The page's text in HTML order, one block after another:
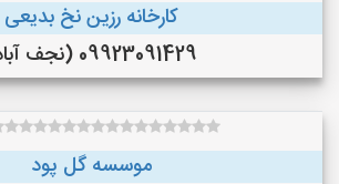
کارخانه رزین نخ بدیعی
09923091429 (نجف‌ آباد)
موسسه گل پود